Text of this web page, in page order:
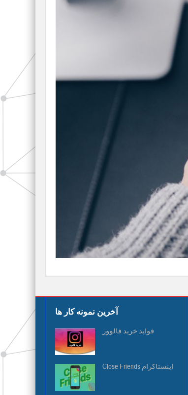
آخرین نمونه کار ها
فواید خرید فالوور
Close Friends اینستاگرام